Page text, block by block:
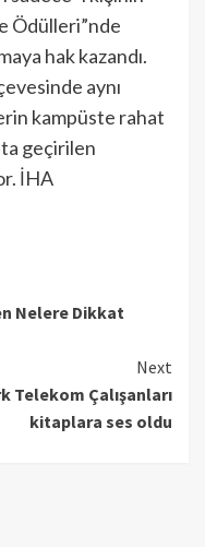
Ödülleri”nde
hak kazandı.
aynı
kampüste rahat
geçirilen
İHA
Nelere Dikkat
Next
Telekom Çalışanları
kitaplara ses oldu